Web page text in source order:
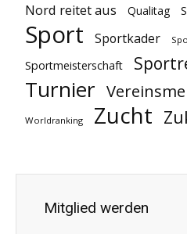
Nord reitet aus Qualitag
Sport Sportkader
Sportmeisterschaft
Turnier
Worldranking Zucht
Mitglied werden